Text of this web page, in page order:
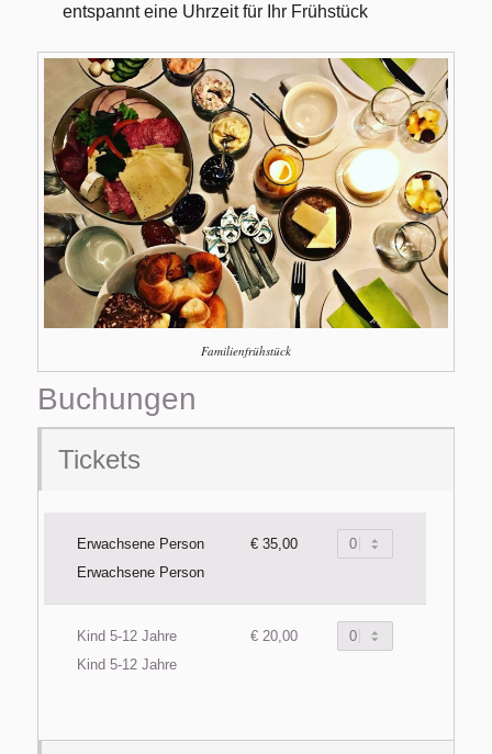
entspannt eine Uhrzeit für Ihr Frühstück
Familienfrühstück
Buchungen
Tickets
Erwachsene Person
Erwachsene Person
€ 35,00
Kind 5-12 Jahre
Kind 5-12 Jahre
€ 20,00